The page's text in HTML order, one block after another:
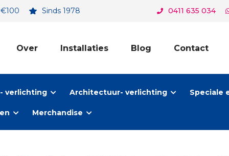
Sinds 1978 0411 635 034
Over Installaties Blog Contact
verlichting Architectuur- verlichting Speciale
Merchandise